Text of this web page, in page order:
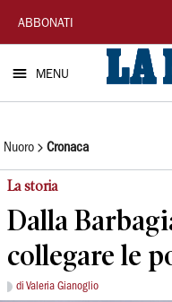
La
Nuova
Sardegna
ABBONATI
MENU
Nuoro Cronaca
La storia
Dalla
collegare le
di Valeria Gianoglio